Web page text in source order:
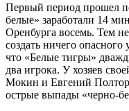
Первый период прошел
белые» заработали 14
Оренбурга восемь. Тем
создать ничего
что «Белые тигры»
два игрока. У хозяев
Мокин и Евгений
острые выпады «черно-